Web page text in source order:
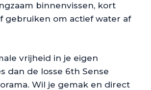
binnenvissen, kort
gebruiken om actief water af
vrijheid in je eigen
dan de losse 6th Sense
Wil je gemak en direct